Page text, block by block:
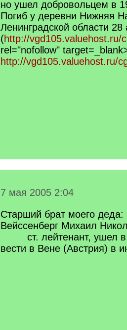
но ушел добровольцем в
Погиб у деревни Нижняя
Ленинградской области
(http://vgd105.valuehost.ru/
rel="nofollow"
http://vgd105.valuehost.ru/
7 мая 2005 2:04
Старший брат моего деда:
Вейссенберг Михаил
ст. лейтенант, ушел в
вести в Вене (Австрия) в